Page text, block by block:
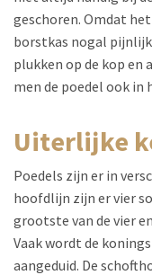
geschoren. Omdat
borstkas nogal
plukken op de kop
men de poedel ook in
uiterlijke
Poedels zijn er in
hoofdlijn zijn er vier
grootste van de vier
Vaak wordt de
aangeduid. De